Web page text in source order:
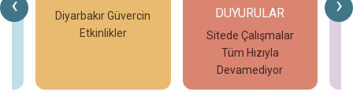
Diyarbakır Güvercin
Etkinlikler
DUYURULAR
Sitede Çalışmalar
Tüm Hızıyla
Devamediyor
İncele